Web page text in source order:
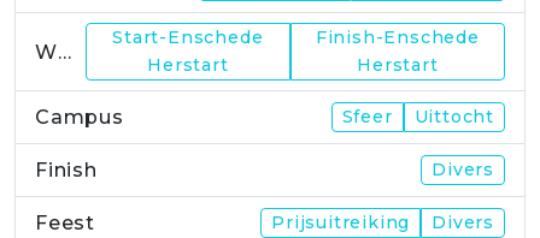
WP23
Start-Enschede
Herstart
Finish-Enschede
Herstart
Campus Sfeer Uittocht
Finish Divers
Feest Prijsuitreiking Divers